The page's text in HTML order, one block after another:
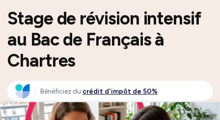
Stage de révision intensif
au Bac de Français à
Chartres
Bénéficiez du crédit d'impôt de 50%